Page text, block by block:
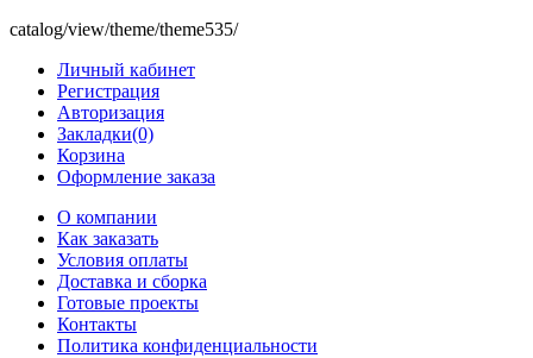
catalog/view/theme/theme535/
Личный кабинет
Регистрация
Авторизация
Закладки(0)
Корзина
Оформление заказа
O компании
Как заказать
Условия оплаты
Доставка и сборка
Готовые проекты
Контакты
Политика конфиденциальности